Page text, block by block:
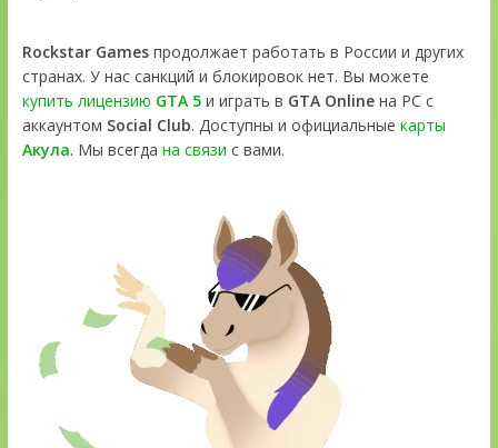
Rockstar Gamesпродолжает работать в России и других
странах. У нас санкций и блокировок нет. Вы можете
купить лицензию GTA 5и играть в GTA Onlineна PC с
аккаунтом Social Club. Доступны и официальные карты
Акула. Мы всегда на связи с вами.